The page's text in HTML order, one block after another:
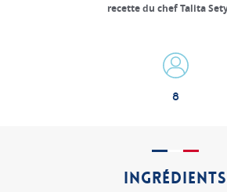
recette du chef Talita
8
INGRÉDIENTS